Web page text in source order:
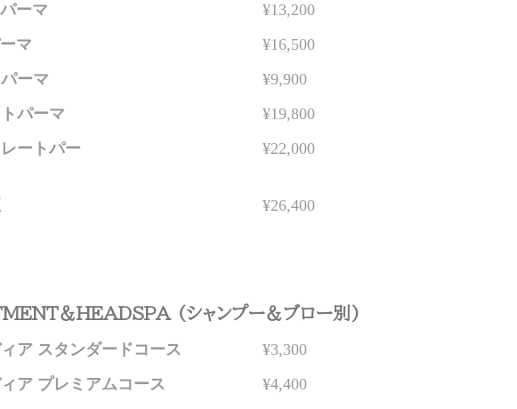
ーマ
¥13,200
マ
¥16,500
ーマ
¥9,900
パーマ
¥19,800
ートパー
¥22,000
¥26,400
＆HEADSPA (シャンプー＆ブロー別)
ア スタンダードコース
¥3,300
ア プレミアムコース
¥4,400